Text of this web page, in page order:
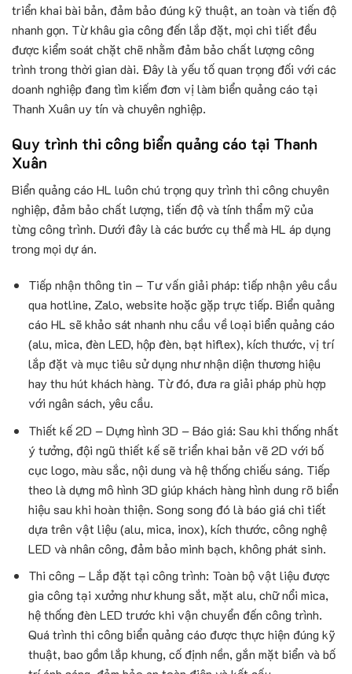
triển khai bài bản, đảm bảo đúng kỹ thuật, an toàn và tiến độ
nhanh gọn. Từ khâu gia công đến lắp đặt, mọi chi tiết đều
được kiểm soát chặt chẽ nhằm đảm bảo chất lượng công
trình trong thời gian dài. Đây là yếu tố quan trọng đối với các
doanh nghiệp đang tìm kiếm đơn vị làm biển quảng cáo tại
Thanh Xuân uy tín và chuyên nghiệp.
Quy trình thi công biển quảng cáo tại Thanh
Xuân
Biển quảng cáo HL luôn chú trọng quy trình thi công chuyên
nghiệp, đảm bảo chất lượng, tiến độ và tính thẩm mỹ của
từng công trình. Dưới đây là các bước cụ thể mà HL áp dụng
trong mọi dự án.
Tiếp nhận thông tin – Tư vấn giải pháp: tiếp nhận yêu cầu
qua hotline, Zalo, website hoặc gặp trực tiếp. Biển quảng
cáo HL sẽ khảo sát nhanh nhu cầu về loại biển quảng cáo
(alu, mica, đèn LED, hộp đèn, bạt hiflex), kích thước, vị trí
lắp đặt và mục tiêu sử dụng như nhận diện thương hiệu
hay thu hút khách hàng. Từ đó, đưa ra giải pháp phù hợp
với ngân sách, yêu cầu.
Thiết kế 2D – Dựng hình 3D – Báo giá: Sau khi thống nhất
ý tưởng, đội ngũ thiết kế sẽ triển khai bản vẽ 2D với bố
cục logo, màu sắc, nội dung và hệ thống chiếu sáng. Tiếp
theo là dựng mô hình 3D giúp khách hàng hình dung rõ biển
hiệu sau khi hoàn thiện. Song song đó là báo giá chi tiết
dựa trên vật liệu (alu, mica, inox), kích thước, công nghệ
LED và nhân công, đảm bảo minh bạch, không phát sinh.
Thi công – Lắp đặt tại công trình: Toàn bộ vật liệu được
gia công tại xưởng như khung sắt, mặt alu, chữ nổi mica,
hệ thống đèn LED trước khi vận chuyển đến công trình.
Quá trình thi công biển quảng cáo được thực hiện đúng kỹ
thuật, bao gồm lắp khung, cố định nền, gắn mặt biển và bố